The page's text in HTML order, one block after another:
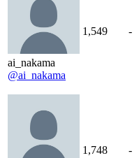
ai_nakama
@ai_nakama
1,549 -
1,748 -